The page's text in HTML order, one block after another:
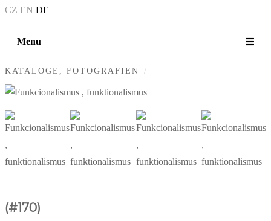
CZ EN DE
Menu
KATALOGE, FOTOGRAFIEN
+54
(#170)